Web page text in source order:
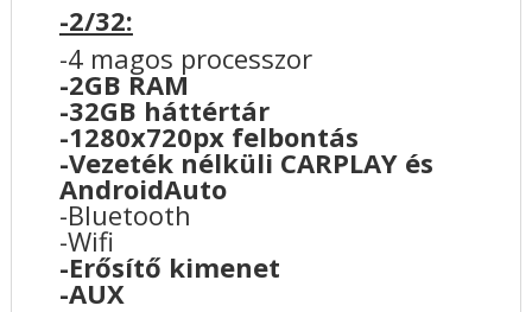
-2/32:
-4 magos processzor
-2GB RAM
-32GB háttértár
-1280x720px felbontás
-Vezeték nélküli CARPLAY és
AndroidAuto
-Bluetooth
-Wifi
-Erősítő kimenet
-AUX